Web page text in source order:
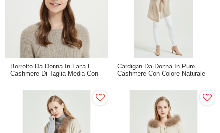
Berretto Da Donna In Lana E
Cashmere Di Taglia Media Con
Cardigan Da Donna In Puro
Cashmere Con Colore Naturale